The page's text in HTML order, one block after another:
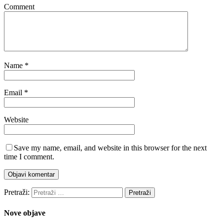
Comment
Name *
Email *
Website
Save my name, email, and website in this browser for the next
time I comment.
Pretraži:
Nove objave